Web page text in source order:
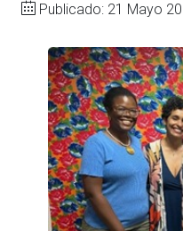
Publicado: 21 Mayo